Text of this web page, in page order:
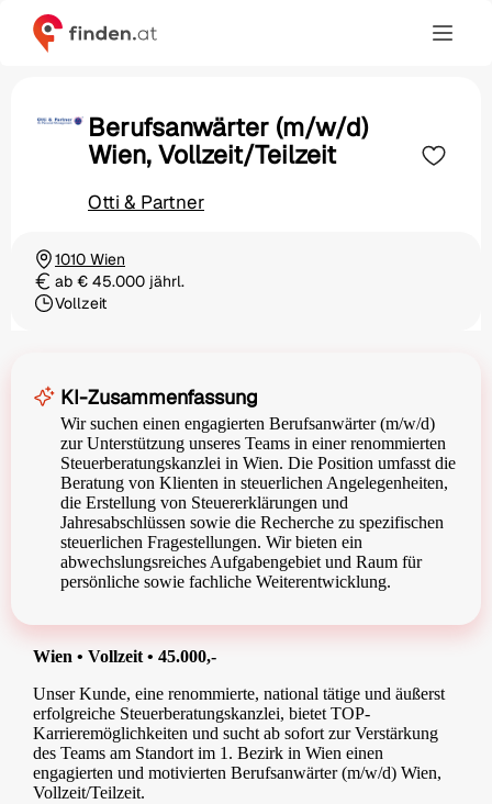
Berufsanwärter (m/w/d)
Wien, Vollzeit/Teilzeit
Otti & Partner
Ortschaft
1010 Wien
Gehaltab € 45.000 jährl.
Beschäftigungsart
Vollzeit
KI-Zusammenfassung
Wir suchen einen engagierten Berufsanwärter (m/w/d)
zur Unterstützung unseres Teams in einer renommierten
Steuerberatungskanzlei in Wien. Die Position umfasst die
Beratung von Klienten in steuerlichen Angelegenheiten,
die Erstellung von Steuererklärungen und
Jahresabschlüssen sowie die Recherche zu spezifischen
steuerlichen Fragestellungen. Wir bieten ein
abwechslungsreiches Aufgabengebiet und Raum für
persönliche sowie fachliche Weiterentwicklung.
Wien • Vollzeit • 45.000,-
Unser Kunde, eine renommierte, national tätige und äußerst
erfolgreiche Steuerberatungskanzlei, bietet TOP-
Karrieremöglichkeiten und sucht ab sofort zur Verstärkung
des Teams am Standort im 1. Bezirk in Wien einen
engagierten und motivierten Berufsanwärter (m/w/d) Wien,
Vollzeit/Teilzeit.